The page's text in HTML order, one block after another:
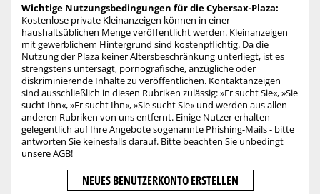
Wichtige Nutzungsbedingungen für die Cybersax-Plaza:
Kostenlose private Kleinanzeigen können in einer
haushaltsüblichen Menge veröffentlicht werden. Kleinanzeigen
mit gewerblichem Hintergrund sind kostenpflichtig. Da die
Nutzung der Plaza keiner Altersbeschränkung unterliegt, ist es
strengstens untersagt, pornografische, anzügliche oder
diskriminierende Inhalte zu veröffentlichen. Kontaktanzeigen
sind ausschließlich in diesen Rubriken zulässig: »Er sucht Sie«, »Sie
sucht Ihn«, »Er sucht Ihn«, »Sie sucht Sie« und werden aus allen
anderen Rubriken von uns entfernt. Einige Nutzer erhalten
gelegentlich auf Ihre Angebote sogenannte Phishing-Mails - bitte
antworten Sie keinesfalls darauf. Bitte beachten Sie unbedingt
unsere AGB!
NEUES BENUTZERKONTO ERSTELLEN